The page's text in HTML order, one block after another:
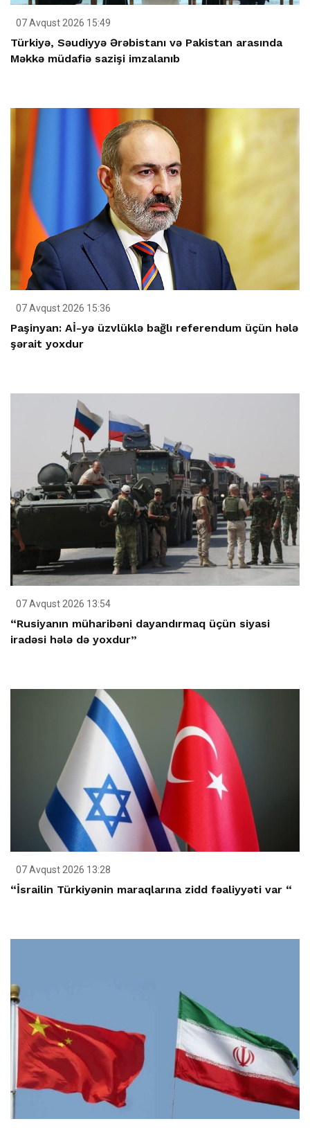
07 Avqust 2026 15:49
Türkiyə, Səudiyyə Ərəbistanı və Pakistan arasında
Məkkə müdafiə sazişi imzalanıb
07 Avqust 2026 15:36
Paşinyan: Aİ-yə üzvlüklə bağlı referendum üçün hələ
şərait yoxdur
07 Avqust 2026 13:54
“Rusiyanın müharibəni dayandırmaq üçün siyasi
iradəsi hələ də yoxdur”
07 Avqust 2026 13:28
“İsrailin Türkiyənin maraqlarına zidd fəaliyyəti var “